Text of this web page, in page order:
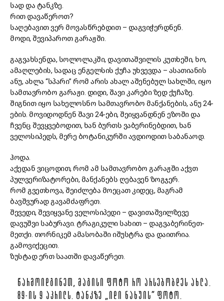
სად და ტანკზე.
რით დავაწეროთ?
საღებავით ვერ მოვასწრებდით – დაგვიჭერდნენ.
მოდი, შევიპაროთ გარაჟში.
გაგვახსენდა, სოლოლაკში, დავითაშვილის კუთხეში, ხო,
ამაღლების, სადაც ენგელსის ქუჩა უხვევდა – ასათიანის
ანუ, ახლა “სპარი” რომ არის ახალ აშენებულ სახლში, იყო
სამთავრობო გარაჟი. დიდი, შავი კარები ზედ ქუჩაზე.
შიგნით იყო სახელოსნო სამთავრობო მანქანების, ანუ 24-
ების. მოვიდოდნენ შავი 24-ები, შეიყვანდნენ ეზოში და
ჩვენც შევყვებოდით, ხან ბურთს ვაბერინებდით, ხან
ველოსიპედს, მერე ბოტანიკურში ავდიოდით საბანაოდ.
ჰოდა.
აქედან ვიცოდით, რომ ამ სამთავრობო გარაჟში აქვთ
პულვერიზატორები, მანქანებს ღებავენ ზოგჯერ.
რომ გვეთხოვა, შეიძლება მოეცათ კიდეც, მაგრამ
ბავშვურად გავამძაფრეთ.
შევედი, შევიყვანე ველოსიპედი – დავითაშვილზევე
დავუშვი საბურავი. ტრაგიკული სახით – დაგვაბერინეთ-
მეთქი. თორნიკემ ამასობაში იშუსტრა და დაითრია.
გამოვიქეცით.
ზუსტად ერთ საათში დავაწერეთ.
ᲬᲐᲠᲛᲝᲘᲓᲒᲘᲜᲔᲗ, ᲛᲐᲒᲘᲡᲘ ᲤᲝᲢᲝ ᲠᲝ ᲐᲠᲡᲔᲑᲝᲑᲓᲔᲡ ᲐᲮᲚᲐ.
89-ᲘᲡ 9 ᲐᲞᲠᲘᲚᲡ. ᲢᲐᲜᲙᲖᲔ „ᲘᲓᲘ ᲜᲐᲮᲣᲘᲡ” ᲤᲝᲢᲝ.